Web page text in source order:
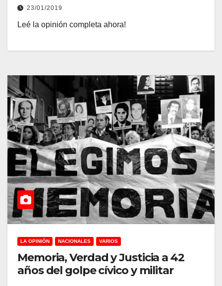
23/01/2019
Leé la opinión completa ahora!
LA OPINIÓN NACIONALES VARIOS
Memoria, Verdad y Justicia a 42
años del golpe cívico y militar